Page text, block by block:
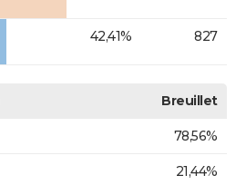
42,41% 827
Breuillet
78,56%
21,44%